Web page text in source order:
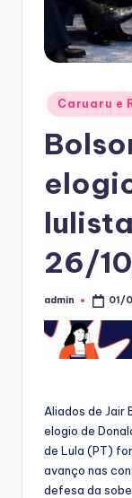
Posted
in
Caruaru e
26/
Posted
admin 01/
Aliados de Jair
elogio de
de Lula (PT)
avanço nas
defesa da